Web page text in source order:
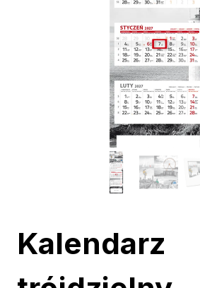
Kalendarz